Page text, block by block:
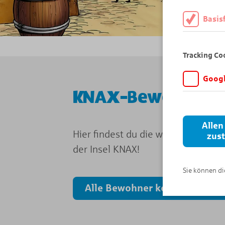
KNAX-Bewohner
Hier findest du die wichtigsten
der Insel KNAX!
Alle Bewohner kennenlernen
Tracking
Analytics.
wird vor der
Allen
Sie können